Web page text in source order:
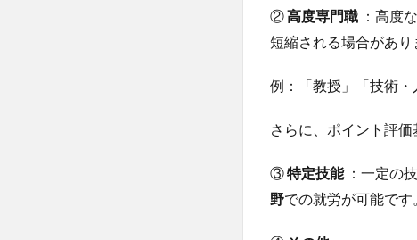
②高度専門職 ：高度
短縮される場合があり
例：「教授」「技術
さらに、ポイント評価
③特定技能：一定の
野での就労が可能です